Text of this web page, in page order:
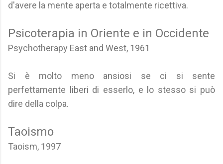
d'avere la mente aperta e totalmente ricettiva.
Psicoterapia in Oriente e in Occidente
Psychotherapy East and West, 1961
Si è molto meno ansiosi se ci si sente
perfettamente liberi di esserlo, e lo stesso si può
dire della colpa.
Taoismo
Taoism, 1997